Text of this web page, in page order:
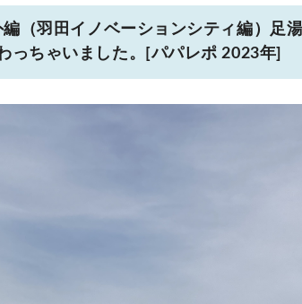
（羽田イノベーションシティ編）足
っちゃいました。[パパレポ 2023年]